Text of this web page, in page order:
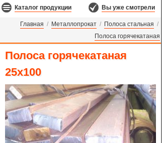
Каталог продукции Вы уже смотрели
Главная / Металлопрокат / Полоса стальная /
Полоса горячекатаная
Полоса горячекатаная
25х100